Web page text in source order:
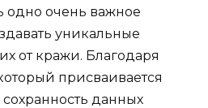
одно очень важное
уникальные
от кражи. Благодаря
присваивается
данных